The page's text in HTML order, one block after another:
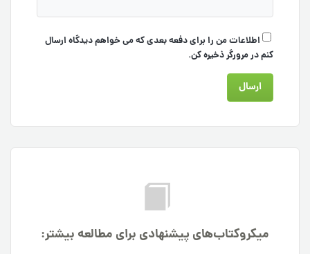
اطلاعات من را برای دفعه بعدی که می خواهم دیدگاه ارسال
کنم در مرورگر ذخیره کن.
میکروکتاب‌های پیشنهادی برای مطالعه بیشتر: